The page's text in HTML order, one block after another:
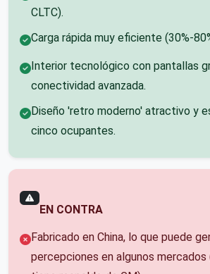
CLTC).
Carga rápida muy eficiente (30%-
Interior tecnológico con pantallas
conectividad avanzada.
Diseño 'retro moderno' atractivo y
cinco ocupantes.
EN CONTRA
Fabricado en China, lo que puede
percepciones en algunos mercados